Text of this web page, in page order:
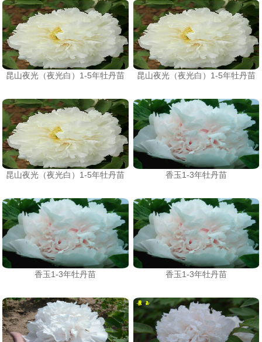
昆山夜光（夜光白）1-5年牡丹苗 昆山夜光（夜光白）1-5年牡丹苗
昆山夜光（夜光白）1-5年牡丹苗 香玉1-3年牡丹苗
香玉1-3年牡丹苗 香玉1-3年牡丹苗